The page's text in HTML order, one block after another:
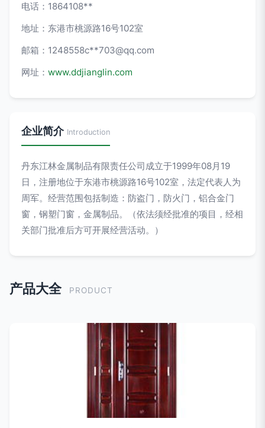
电话：1864108**
地址：东港市桃源路16号102室
邮箱：1248558c**703@qq.com
网址： www.ddjianglin.com
企业简介 Introduction
丹东江林金属制品有限责任公司成立于1999年08月19
日，注册地位于东港市桃源路16号102室，法定代表人为
周军。经营范围包括制造：防盗门，防火门，铝合金门
窗，钢塑门窗，金属制品。（依法须经批准的项目，经相
关部门批准后方可开展经营活动。）
产品大全 PRODUCT